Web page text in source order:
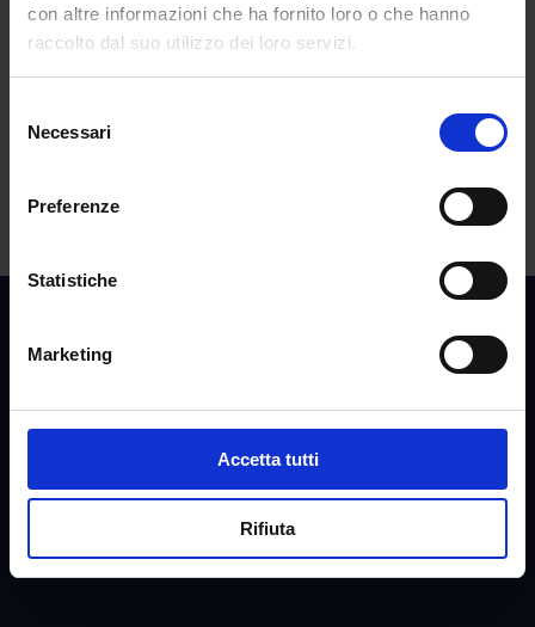
con altre informazioni che ha fornito loro o che hanno
raccolto dal suo utilizzo dei loro servizi.
delNecessari
Preferenze
Statistiche
Marketing
Accetta tutti
Rifiuta
presentare più domande contemporaneamente?
ART.6 INDIRE PUBBLICATO IL DECRETO